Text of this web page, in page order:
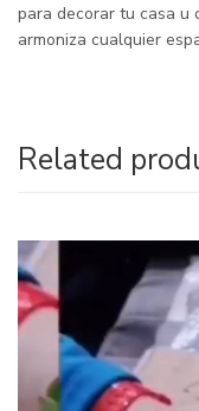
para decorar tu casa u
armoniza cualquier
Related